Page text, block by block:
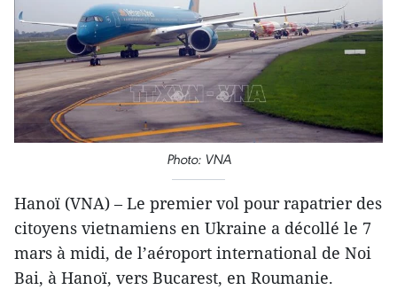
Photo: VNA
Hanoï (VNA) – Le premier vol pour rapatrier des
citoyens vietnamiens en Ukraine a décollé le 7
mars à midi, de l’aéroport international de Noi
Bai, à Hanoï, vers Bucarest, en Roumanie.